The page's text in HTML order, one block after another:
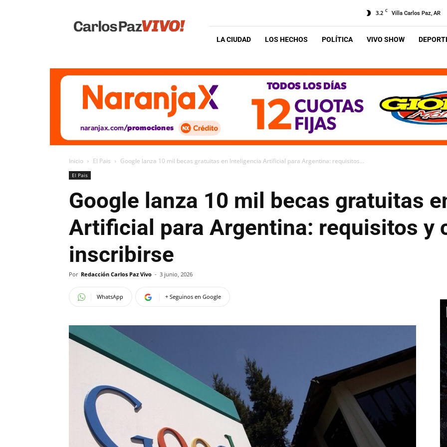
Vivo
3.2 C Villa Carlos Paz, AR
LA CIUDAD LOS HECHOS POLÍTICA VIVO SHOW
Inicio El Pais Google lanza 10 mil becas gratuitas en Inteligencia Artificial para Argentina: requisitos...
El Pais
Google lanza 10 mil becas gratuitas
Artificial para Argentina: requisitos y
inscribirse
Por Redacción Carlos Paz Vivo - 3 junio, 2026
WhatsApp + Seguinos en Google